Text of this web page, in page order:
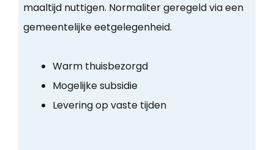
maaltijd nuttigen. Normaliter geregeld via een
gemeentelijke eetgelegenheid.
Warm thuisbezorgd
Mogelijke subsidie
Levering op vaste tijden